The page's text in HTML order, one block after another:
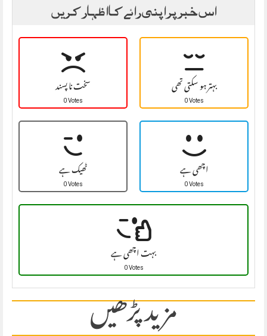
اس خبر پر اپنی رائے کا اظہار کریں
سخت نا پسند
0 Votes بہتر ہو سکتی تھی
0 Votes
ٹھیک ہے
0 Votes اچھی ہے
0 Votes
بہت اچھی ہے
0 Votes
مزید پڑھیں